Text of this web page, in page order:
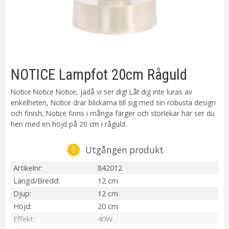
NOTICE Lampfot 20cm Råguld
Notice Notice Notice, jadå vi ser dig! Låt dig inte luras av
enkelheten, Notice drar blickarna till sig med sin robusta design
och finish, Notice finns i många färger och storlekar här ser du
hen med en höjd på 20 cm i råguld.
Utgången produkt
Artikelnr
842012
Längd/Bredd
12 cm
Djup
12 cm
Höjd
20 cm
Effekt
40W